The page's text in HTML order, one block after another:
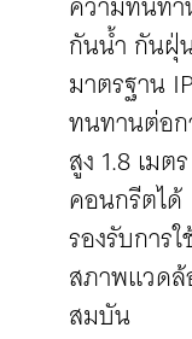
กันน้ำ กันฝุ่
มาตรฐาน
ทนทานต่อ
สูง 1.8 เม
คอนกรีตได้
รองรับการ
สภาพแวด
สมบัน